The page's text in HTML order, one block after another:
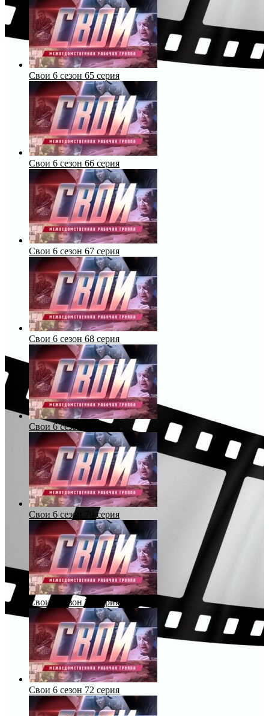
Свои 6 сезон 65 серия
Свои 6 сезон 66 серия
Свои 6 сезон 67 серия
Свои 6 сезон 68 серия
Свои 6 сезон 69 серия
Свои 6 сезон 70 серия
Свои 6 сезон 71 серия
Свои 6 сезон 72 серия